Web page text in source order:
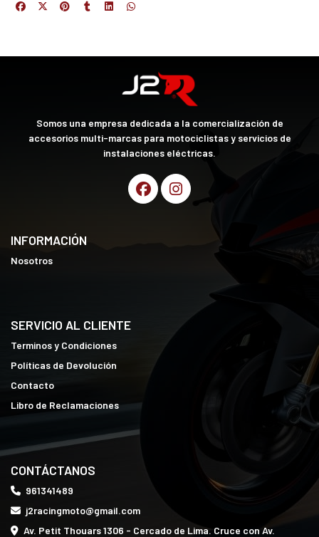
Somos una empresa dedicada a la comercialización de
accesorios multi-marcas para motociclistas y servicios de
instalaciones eléctricas.
INFORMACIÓN
Nosotros
SERVICIO AL CLIENTE
Terminos y Condiciones
Políticas de Devolución
Contacto
Libro de Reclamaciones
CONTÁCTANOS
961341489
j2racingmoto@gmail.com
Av. Petit Thouars 1306 - Cercado de Lima. Cruce con Av.